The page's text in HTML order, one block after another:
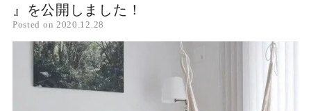
』を公開しました！
Posted on 2020.12.28